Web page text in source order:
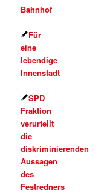
Bahnhof
Für
eine
lebendige
Innenstadt
SPD
Fraktion
verurteilt
die
diskriminierenden
Aussagen
des
Festredners